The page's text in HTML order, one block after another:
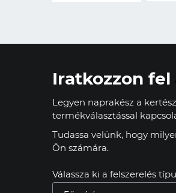
Iratkozzon
Legyen naprakész a
termékválasztással
Tudassa velünk, hogy
Ön számára.
Válassza ki a felszerelés